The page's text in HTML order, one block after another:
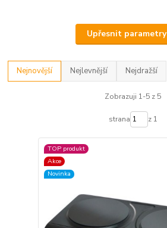
Upřesnit parametry
Nejnovější Nejlevnější Nejdražší
Zobrazuji 1-5 z 5
strana z 1
TOP produkt
Akce
Novinka